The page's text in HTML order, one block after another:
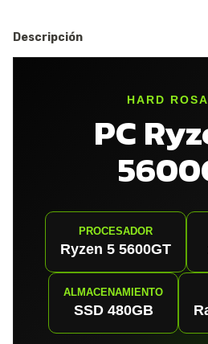
Descripción
HARD
PC
PROCESADOR
Ryzen 5 5600GT
ALMACENAMIENTO
SSD 480GB